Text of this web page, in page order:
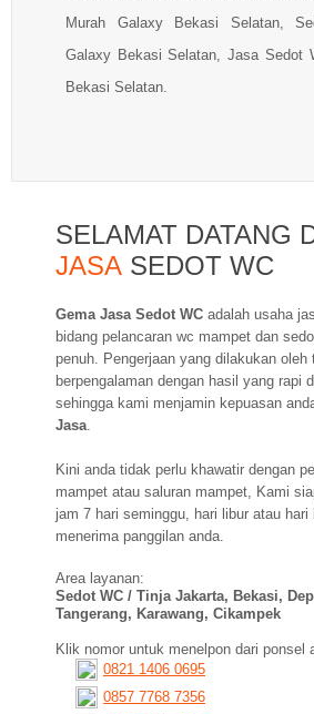
Murah Galaxy Bekasi Selatan,
Galaxy Bekasi Selatan, Jasa Sedot
Bekasi Selatan.
SELAMAT DATANG
JASA SEDOT WC
Gema Jasa Sedot WC adalah usaha
bidang pelancaran wc mampet dan
penuh. Pengerjaan yang dilakukan oleh
berpengalaman dengan hasil yang rapi
sehingga kami menjamin kepuasan
Jasa
Kini anda tidak perlu khawatir dengan
mampet atau saluran mampet, Kami
jam 7 hari seminggu, hari libur atau
menerima panggilan anda.
Area layanan:
Sedot WC / Tinja Jakarta, Bekasi,
Tangerang, Karawang, Cikampek
Klik nomor untuk menelpon dari ponsel
0821 1406 0695
0857 7768 7356